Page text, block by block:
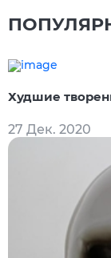
Худшие
27 Дек. 2020